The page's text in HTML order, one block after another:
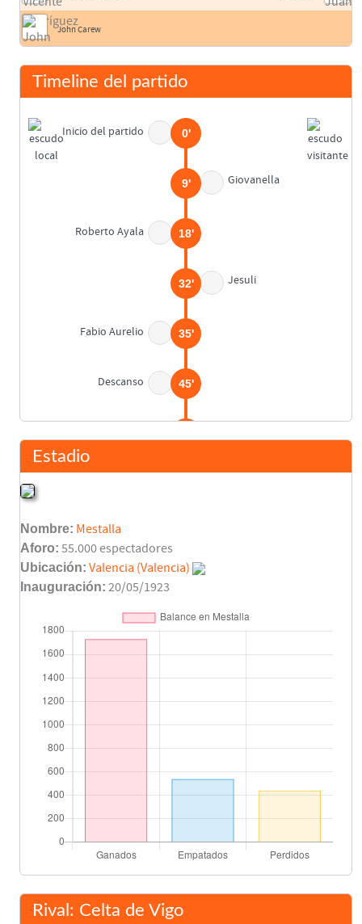
John Carew
Timeline del partido
Inicio del partido 0'
Giovanella
9'
Roberto Ayala 18'
Jesuli
32'
Fabio Aurelio 35'
Descanso 45'
Pablo Aimar
Vicente Rodríguez
Salva Ballesta
John Carew
Karpin
84'
Final del partido
Estadio
Nombre: Mestalla
Aforo: 55.000 espectadores
Ubicación: Valencia (Valencia)
Inauguración: 20/05/1923
Rival: Celta de Vigo